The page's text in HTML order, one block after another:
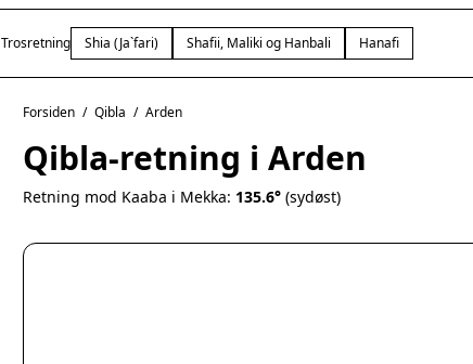
Trosretning Shia (Ja`fari) Shafii, Maliki og Hanbali Hanafi
Forsiden / Qibla / Arden
Qibla-retning i Arden
Retning mod Kaaba i Mekka: 135.6° (sydøst)